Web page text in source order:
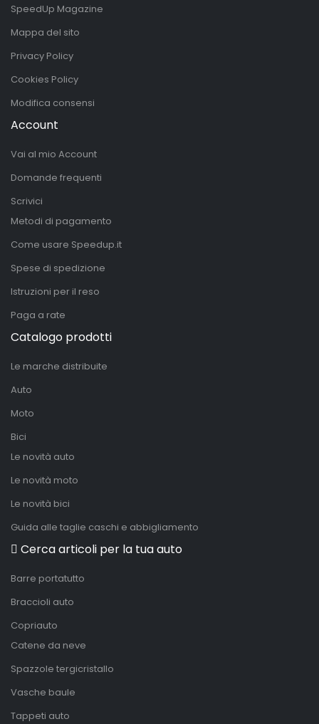
SpeedUp Magazine
Mappa del sito
Privacy Policy
Cookies Policy
Modifica consensi
Account
Vai al mio Account
Domande frequenti
Scrivici
Metodi di pagamento
Come usare Speedup.it
Spese di spedizione
Istruzioni per il reso
Paga a rate
Catalogo prodotti
Le marche distribuite
Auto
Moto
Bici
Le novità auto
Le novità moto
Le novità bici
Guida alle taglie caschi e abbigliamento
Cerca articoli per la tua auto
Barre portatutto
Braccioli auto
Copriauto
Catene da neve
Spazzole tergicristallo
Vasche baule
Tappeti auto